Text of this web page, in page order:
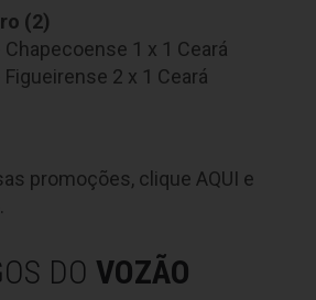
(2)
1 x 1 Ceará
2 x 1 Ceará
promoções, clique AQUI e
DO VOZÃO